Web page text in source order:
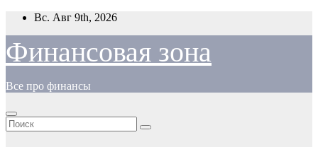
Перейти
содержимому
Вс. Авг 9th, 2026
Финансовая зона
Все про финансы